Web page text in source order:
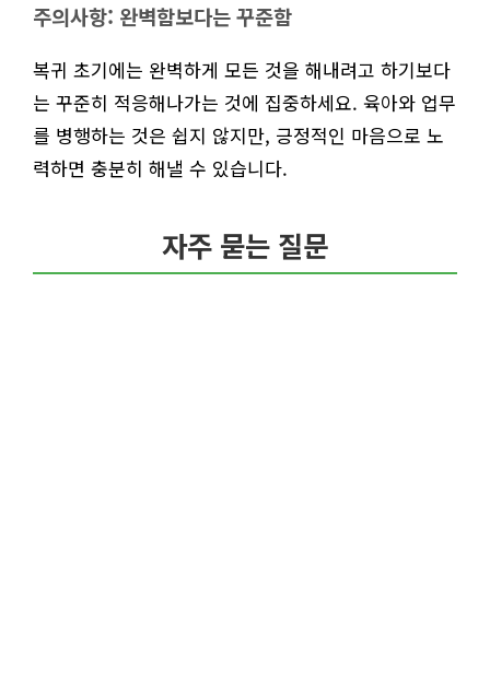
주의사항: 완벽함보다는 꾸준함
복귀 초기에는 완벽하게 모든 것을 해내려고 하기보다
는 꾸준히 적응해나가는 것에 집중하세요. 육아와 업무
를 병행하는 것은 쉽지 않지만, 긍정적인 마음으로 노
력하면 충분히 해낼 수 있습니다.
자주 묻는 질문